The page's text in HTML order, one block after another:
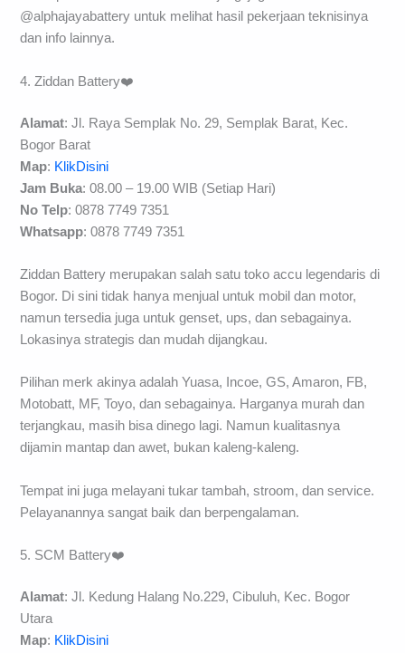
@alphajayabattery untuk melihat hasil pekerjaan teknisinya
dan info lainnya.
4. Ziddan Battery❤️
Alamat: Jl. Raya Semplak No. 29, Semplak Barat, Kec.
Bogor Barat
Map: KlikDisini
Jam Buka: 08.00 – 19.00 WIB (Setiap Hari)
No Telp: 0878 7749 7351
Whatsapp: 0878 7749 7351
Ziddan Battery merupakan salah satu toko accu legendaris di
Bogor. Di sini tidak hanya menjual untuk mobil dan motor,
namun tersedia juga untuk genset, ups, dan sebagainya.
Lokasinya strategis dan mudah dijangkau.
Pilihan merk akinya adalah Yuasa, Incoe, GS, Amaron, FB,
Motobatt, MF, Toyo, dan sebagainya. Harganya murah dan
terjangkau, masih bisa dinego lagi. Namun kualitasnya
dijamin mantap dan awet, bukan kaleng-kaleng.
Tempat ini juga melayani tukar tambah, stroom, dan service.
Pelayanannya sangat baik dan berpengalaman.
5. SCM Battery❤️
Alamat: Jl. Kedung Halang No.229, Cibuluh, Kec. Bogor
Utara
Map: KlikDisini